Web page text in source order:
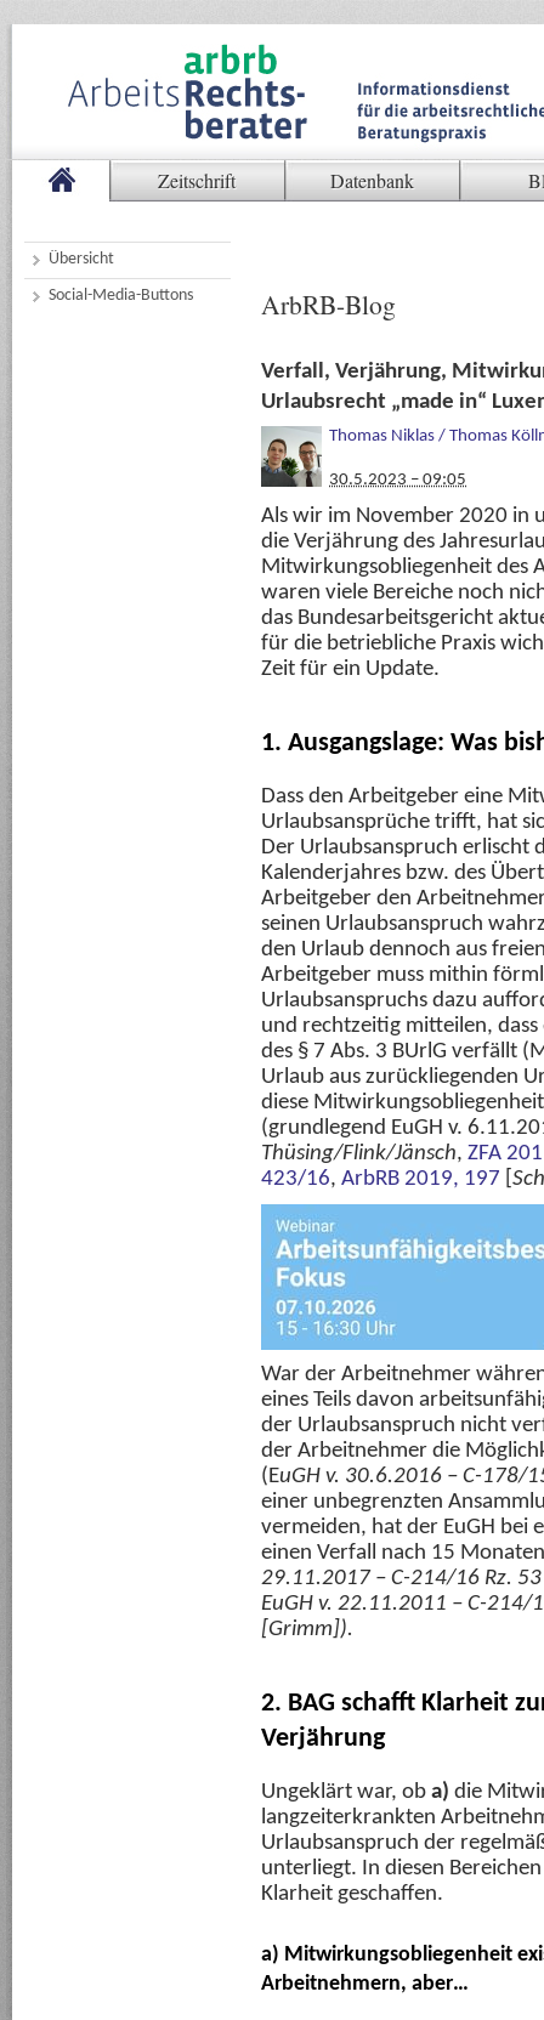
Zeitschrift Datenbank
Übersicht
Social-Media-Buttons
ArbRB-Blog
Verfall, Verjährung,
Urlaubsrecht „made in“
Thomas Niklas / Thomas
30.5.2023 – 09:05
Als wir im November 2020 in
die Verjährung des
Mitwirkungsobliegenheit des
waren viele Bereiche noch
das Bundesarbeitsgericht
für die betriebliche Praxis
Zeit für ein Update.
1. Ausgangslage: Was
Dass den Arbeitgeber eine
Urlaubsansprüche trifft, hat
Der Urlaubsanspruch erlischt
Kalenderjahres bzw. des
Arbeitgeber den
seinen Urlaubsanspruch
den Urlaub dennoch aus
Arbeitgeber muss mithin
Urlaubsanspruchs dazu
und rechtzeitig mitteilen,
des § 7 Abs. 3 BUrlG verfällt
Urlaub aus zurückliegenden
diese
(grundlegend EuGH v.
Thüsing/Flink/Jänsch, ZFA
423/16, ArbRB 2019, 197
War der Arbeitnehmer
eines Teils davon
der Urlaubsanspruch nicht
der Arbeitnehmer die
(EuGH v. 30.6.2016 – C-178/
einer unbegrenzten
vermeiden, hat der EuGH bei
einen Verfall nach 15
29.11.2017 – C-214/16 Rz.
EuGH v. 22.11.2011 – C-214/
[Grimm]).
2. BAG schafft Klarheit
Verjährung
Ungeklärt war, ob a) die
langzeiterkrankten
Urlaubsanspruch der
unterliegt. In diesen
Klarheit geschaffen.
a) Mitwirkungsobliegenheit
Arbeitnehmern, aber…